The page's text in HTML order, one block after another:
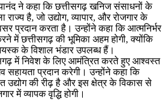
ने कहा कि छत्तीसगढ़ खनिज संसाधनों के
है, जो उद्योग, व्यापार, और रोजगार के
प्रदान करता है। उन्होंने कहा कि आत्मनिर्भर
में छत्तीसगढ़ की भूमिका अहम होगी, क्योंकि
के विशाल भंडार उपलब्ध हैं।
में निवेश के लिए आमंत्रित करते हुए आश्वस्त
सहायता प्रदान करेगी। उन्होंने कहा कि
उद्योग की रीढ़ है और इस क्षेत्र के विकास से
में व्यापक वृद्धि होगी।